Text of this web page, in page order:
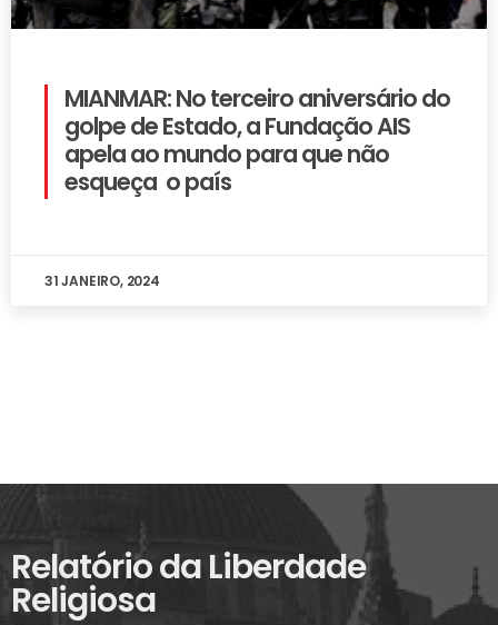
MIANMAR: No terceiro aniversário do
golpe de Estado, a Fundação AIS
apela ao mundo para que não
esqueça o país
31 JANEIRO, 2024
Relatório da Liberdade
Religiosa